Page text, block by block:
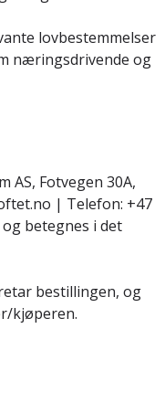
lovbestemmelser
næringsdrivende og
AS, Fotvegen 30A,
| Telefon: +47
og betegnes i det
bestillingen, og
kjøperen.